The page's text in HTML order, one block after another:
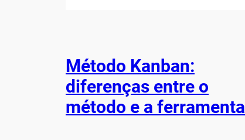
Método Kanban:
diferenças entre o
método e a ferramenta